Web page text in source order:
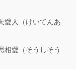
愛人（けいてんあ
相愛（そうしそう